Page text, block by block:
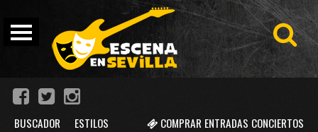
COMPRAR ENTRADAS CONCIERTOS
BUSCADOR ESTILOS